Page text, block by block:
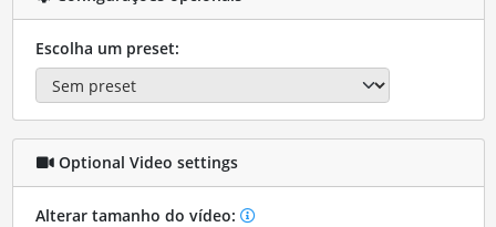
Escolha um preset:
Optional Video settings
Alterar tamanho do vídeo: